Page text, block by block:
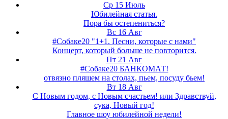
Ср 15 Июль
Юбилейная статья.
Пора бы остепениться?
Вс 16 Авг
#Собаке20 "1+1. Песни, которые с нами"
Концерт, который больше не повторится.
Пт 21 Авг
#Собаке20 БАНКОМАТ!
отвязно пляшем на столах, пьем, посуду бьем!
Вт 18 Авг
С Новым годом, с Новым счастьем! или Здравствуй,
сука, Новый год!
Главное шоу юбилейной недели!